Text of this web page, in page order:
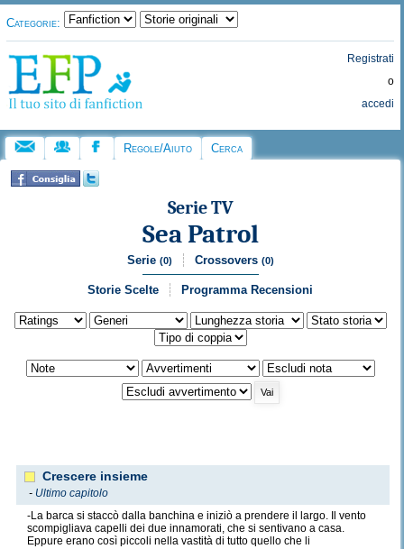
Categorie:
Registrati
o
accedi
Regole/Aiuto Cerca
Serie TV
Sea Patrol
Serie (0) Crossovers (0)
Storie Scelte Programma Recensioni
Crescere insieme
- Ultimo capitolo
-La barca si staccò dalla banchina e iniziò a prendere il largo. Il vento
scompigliava capelli dei due innamorati, che si sentivano a casa.
Eppure erano così piccoli nella vastità di tutto quello che li